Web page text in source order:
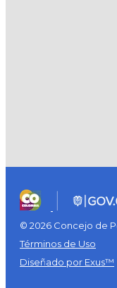
© 2026 Concejo de
Términos de Uso
Diseñado por Exus™